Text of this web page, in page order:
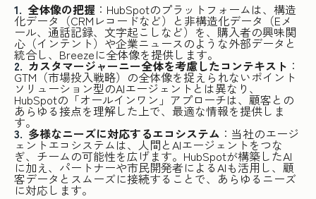
全体像の把握 ：HubSpotのプラットフォームは、構造
化データ（CRMレコードなど）と非構造化データ（Eメ
ール、通話記録、文字起こしなど）を、購入者の興味関
心（インテント）や企業ニュースのような外部データと
統合し、Breezeに全体像を提供します。
カスタマージャーニー全体を考慮したコンテキスト ：
GTM（市場投入戦略）の全体像を捉えられないポイント
ソリューション型のAIエージェントとは異なり、
HubSpotの「オールインワン」アプローチは、顧客との
あらゆる接点を理解した上で、最適な情報を提供しま
す。
多様なニーズに対応するエコシステム ：当社のエージ
ェントエコシステムは、人間とAIエージェントをつな
ぎ、チームの可能性を広げます。HubSpotが構築したAI
に加え、パートナーや市民開発者によるAIも活用し、顧
客データとスムーズに接続することで、あらゆるニーズ
に対応します。